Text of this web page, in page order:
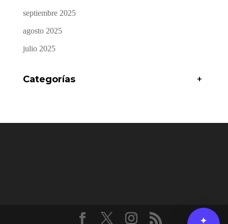
septiembre 2025
agosto 2025
julio 2025
Categorías +
✦